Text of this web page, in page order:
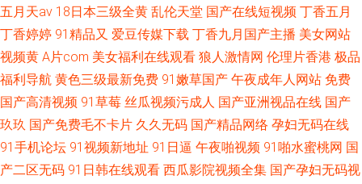
五月天av 18日本三级全黄 乱伦天堂 国产在线短视频 丁香五月
丁香婷婷 91精品又 爱豆传媒下载 丁香九月国产主播 美女网站
视频黄 A片com 美女福利在线观看 狼人激情网 伦理片香港 极品
福利导航 黄色三级最新免费 91嫩草国产 午夜成年人网站 免费
国产高清视频 91草莓 丝瓜视频污成人 国产亚洲视品在线 国产
玖玖 国产免费毛不卡片 久久无码 国产精品网络 孕妇无码在线
91手机论坛 91视频新地址 91日逼 午夜啪视频 91啪水蜜桃网 国
产二区无码 91日韩在线观看 西瓜影院视频全集 国产孕妇无码视